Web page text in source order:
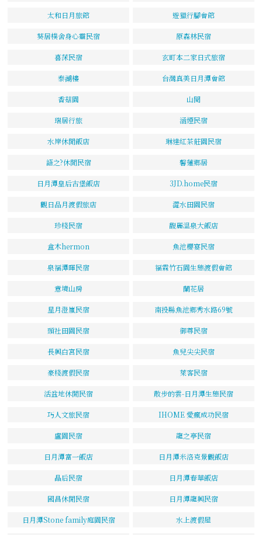
太和日月旅館 遊獵行腳會館
葵居樸舍身心靈民宿 原森林民宿
喜莯民宿 玄町本二家日式旅宿
泰湖樓 台灣真美日月潭會館
香菇園 山閱
瑞居行旅 涵煙民宿
水岸休閒飯店 琳達紅茶莊園民宿
語之?休閒民宿 馨蓮鄉居
日月潭皇后古堡飯店 3JD.home民宿
觀日品月渡假旅店 澀水田園民宿
珍棧民宿 馥麗溫泉大飯店
盒木hermon 魚池櫻宴民宿
泉福潭暉民宿 福霖竹石園生態渡假會館
意境山房 蘭花居
星月澄嵐民宿 南投縣魚池鄉秀水路69號
頭社田園民宿 御尊民宿
長興白宮民宿 魚兒尖尖民宿
豪棧渡假民宿 萊客民宿
活盆地休閒民宿 散步的雲-日月潭生態民宿
巧人文旅民宿 IHOME 愛瘋成功民宿
盧園民宿 龍之亭民宿
日月潭富一飯店 日月潭米洛克景觀飯店
晶后民宿 日月潭春華飯店
國昌休閒民宿 日月潭龍興民宿
日月潭Stone family庭園民宿 水上渡假屋